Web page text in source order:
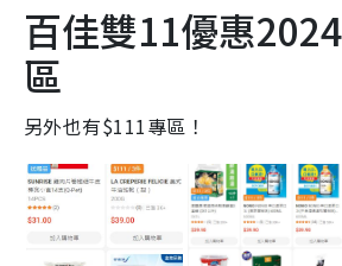
百佳雙11優惠
區
另外也有$111專區！